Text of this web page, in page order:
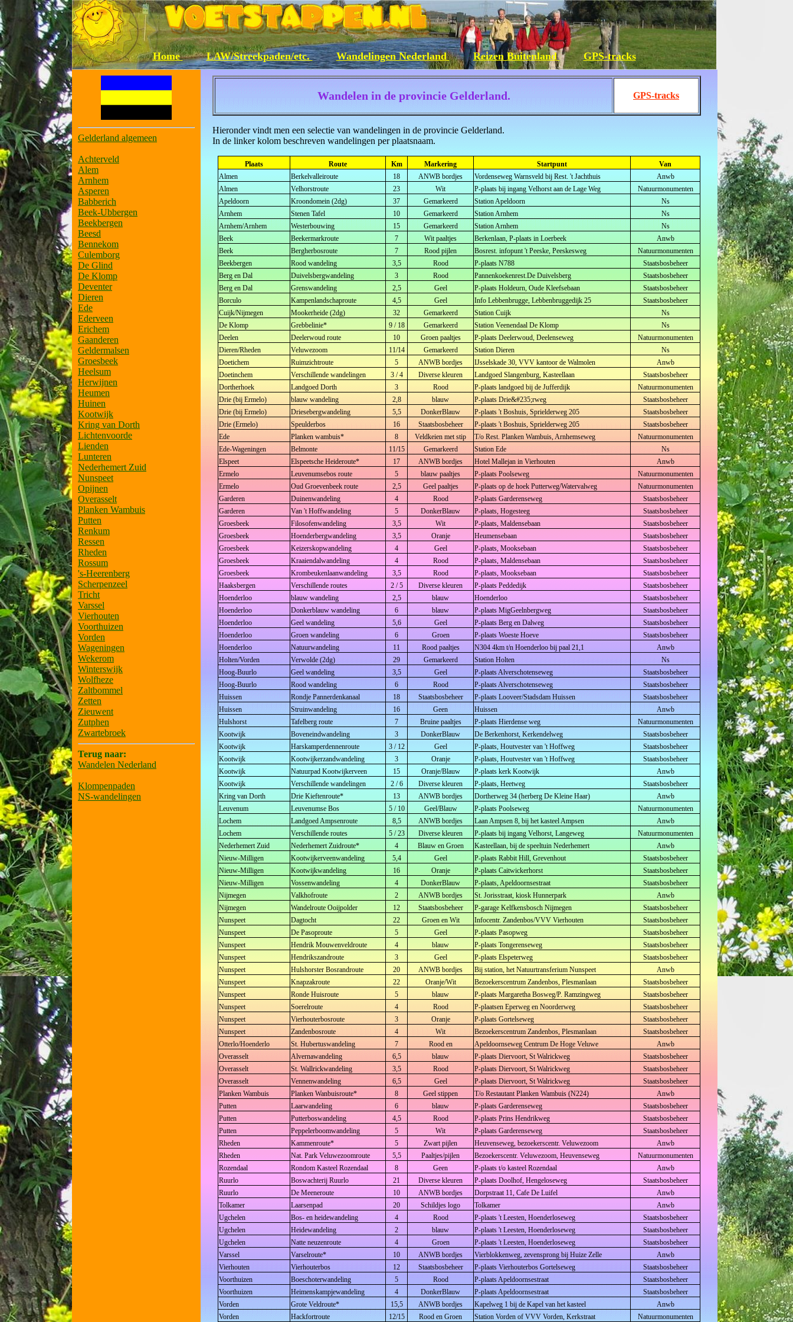
Home LAW/Streekpaden/etc. Wandelingen Nederland Reizen Buitenland GPS-tracks
Gelderland algemeen
Achterveld
Alem
Arnhem
Asperen
Babberich
Beek-Ubbergen
Beekbergen
Beesd
Bennekom
Culemborg
De Glind
De Klomp
Deventer
Dieren
Ede
Ederveen
Erichem
Gaanderen
Geldermalsen
Groesbeek
Heelsum
Herwijnen
Heumen
Huinen
Kootwijk
Kring van Dorth
Lichtenvoorde
Lienden
Lunteren
Nederhemert Zuid
Nunspeet
Opijnen
Overasselt
Planken Wambuis
Putten
Renkum
Ressen
Rheden
Rossum
's-Heerenberg
Scherpenzeel
Tricht
Varssel
Vierhouten
Voorthuizen
Vorden
Wageningen
Wekerom
Winterswijk
Wolfheze
Zaltbommel
Zetten
Zieuwent
Zutphen
Zwartebroek
Terug naar:
Wandelen Nederland
Klompenpaden
NS-wandelingen
Wandelen in de provincie Gelderland. GPS-tracks
Hieronder vindt men een selectie van wandelingen in de provincie Gelderland.
In de linker kolom beschreven wandelingen per plaatsnaam.
Plaats Route Km Markering Startpunt
Van
Almen
Berkelvalleiroute 18 ANWB bordjes Vordenseweg Warnsveld bij Rest. 't Jachthuis
Anwb
Almen
Velhorstroute 23 Wit P-plaats bij ingang Velhorst aan de Lage Weg
Natuurmonumenten
Apeldoorn
Kroondomein (2dg) 37 Gemarkeerd Station Apeldoorn
Ns
Arnhem
Stenen Tafel 10 Gemarkeerd Station Arnhem
Ns
Arnhem/Arnhem
Westerbouwing 15 Gemarkeerd Station Arnhem
Ns
Beek
Beekermarkroute 7 Wit paaltjes Berkenlaan, P-plaats in Loerbeek
Anwb
Beek
Bergherbosroute 7 Rood pijlen Bosrest. infopunt 't Peeske, Peeskesweg
Natuurmonumenten
Beekbergen
Rood wandeling 3,5 Rood P-plaats N788
Staatsbosbeheer
Berg en Dal
Duivelsbergwandeling 3 Rood Pannenkoekenrest.De Duivelsberg
Staatsbosbeheer
Berg en Dal
Grenswandeling 2,5 Geel P-plaats Holdeurn, Oude Kleefsebaan
Staatsbosbeheer
Borculo
Kampenlandschaproute 4,5 Geel Info Lebbenbrugge, Lebbenbruggedijk 25
Staatsbosbeheer
Cuijk/Nijmegen
Mookerheide (2dg) 32 Gemarkeerd Station Cuijk
Ns
De Klomp
Grebbelinie* 9 / 18 Gemarkeerd Station Veenendaal De Klomp
Ns
Deelen
Deelerwoud route 10 Groen paaltjes P-plaats Deelerwoud, Deelenseweg
Natuurmonumenten
Dieren/Rheden
Veluwezoom 11/14 Gemarkeerd Station Dieren
Ns
Doetichem
Ruimzichtroute 5 ANWB bordjes IJsselskade 30, VVV kantoor de Walmolen
Anwb
Doetinchem
Verschillende wandelingen 3 / 4 Diverse kleuren Landgoed Slangenburg, Kasteellaan
Staatsbosbeheer
Dortherhoek
Landgoed Dorth 3 Rood P-plaats landgoed bij de Jufferdijk
Natuurmonumenten
Drie (bij Ermelo)
blauw wandeling 2,8 blauw P-plaats Drie&#235;rweg
Staatsbosbeheer
Drie (bij Ermelo)
Driesebergwandeling 5,5 DonkerBlauw P-plaats 't Boshuis, Sprielderweg 205
Staatsbosbeheer
Drie (Ermelo)
Speulderbos 16 Staatsbosbeheer P-plaats 't Boshuis, Sprielderweg 205
Staatsbosbeheer
Ede
Planken wambuis* 8 Veldkeien met stip T/o Rest. Planken Wambuis, Arnhemseweg
Natuurmonumenten
Ede-Wageningen
Belmonte 11/15 Gemarkeerd Station Ede
Ns
Elspeet
Elspeetsche Heideroute* 17 ANWB bordjes Hotel Mallejan in Vierhouten
Anwb
Ermelo
Leuvenumsebos route 5 blauw paaltjes P-plaats Poolseweg
Natuurmonumenten
Ermelo
Oud Groevenbeek route 2,5 Geel paaltjes P-plaats op de hoek Putterweg/Watervalweg
Natuurmonumenten
Garderen
Duinenwandeling 4 Rood P-plaats Garderenseweg
Staatsbosbeheer
Garderen
Van 't Hoffwandeling 5 DonkerBlauw P-plaats, Hogesteeg
Staatsbosbeheer
Groesbeek
Filosofenwandeling 3,5 Wit P-plaats, Maldensebaan
Staatsbosbeheer
Groesbeek
Hoenderbergwandeling 3,5 Oranje Heumensebaan
Staatsbosbeheer
Groesbeek
Keizerskopwandeling 4 Geel P-plaats, Mooksebaan
Staatsbosbeheer
Groesbeek
Kraaiendalwandeling 4 Rood P-plaats, Maldensebaan
Staatsbosbeheer
Groesbeek
Krombeukenlaanwandeling 3,5 Rood P-plaats, Mooksebaan
Staatsbosbeheer
Haaksbergen
Verschillende routes 2 / 5 Diverse kleuren P-plaats Peddedijk
Staatsbosbeheer
Hoenderloo
blauw wandeling 2,5 blauw Hoenderloo
Staatsbosbeheer
Hoenderloo
Donkerblauw wandeling 6 blauw P-plaats MigGeelnbergweg
Staatsbosbeheer
Hoenderloo
Geel wandeling 5,6 Geel P-plaats Berg en Dalweg
Staatsbosbeheer
Hoenderloo
Groen wandeling 6 Groen P-plaats Woeste Hoeve
Staatsbosbeheer
Hoenderloo
Natuurwandeling 11 Rood paaltjes N304 4km t/n Hoenderloo bij paal 21,1
Anwb
Holten/Vorden
Verwolde (2dg) 29 Gemarkeerd Station Holten
Ns
Hoog-Buurlo
Geel wandeling 3,5 Geel P-plaats Alverschotenseweg
Staatsbosbeheer
Hoog-Buurlo
Rood wandeling 6 Rood P-plaats Alverschotenseweg
Staatsbosbeheer
Huissen
Rondje Pannerdenkanaal 18 Staatsbosbeheer P-plaats Looveer/Stadsdam Huissen
Staatsbosbeheer
Huissen
Struinwandeling 16 Geen Huissen
Anwb
Hulshorst
Tafelberg route 7 Bruine paaltjes P-plaats Hierdense weg
Natuurmonumenten
Kootwijk
Boveneindwandeling 3 DonkerBlauw De Berkenhorst, Kerkendelweg
Staatsbosbeheer
Kootwijk
Harskamperdennenroute 3 / 12 Geel P-plaats, Houtvester van 't Hoffweg
Staatsbosbeheer
Kootwijk
Kootwijkerzandwandeling 3 Oranje P-plaats, Houtvester van 't Hoffweg
Staatsbosbeheer
Kootwijk
Natuurpad Kootwijkerveen 15 Oranje/Blauw P-plaats kerk Kootwijk
Anwb
Kootwijk
Verschillende wandelingen 2 / 6 Diverse kleuren P-plaats, Heetweg
Staatsbosbeheer
Kring van Dorth
Drie Kieftenroute* 13 ANWB bordjes Dortherweg 34 (herberg De Kleine Haar)
Anwb
Leuvenum
Leuvenumse Bos 5 / 10 Geel/Blauw P-plaats Poolseweg
Natuurmonumenten
Lochem
Landgoed Ampsenroute 8,5 ANWB bordjes Laan Ampsen 8, bij het kasteel Ampsen
Anwb
Lochem
Verschillende routes 5 / 23 Diverse kleuren P-plaats bij ingang Velhorst, Langeweg
Natuurmonumenten
Nederhemert Zuid
Nederhemert Zuidroute* 4 Blauw en Groen Kasteellaan, bij de speeltuin Nederhemert
Anwb
Nieuw-Milligen
Kootwijkerveenwandeling 5,4 Geel P-plaats Rabbit Hill, Grevenhout
Staatsbosbeheer
Nieuw-Milligen
Kootwijkwandeling 16 Oranje P-plaats Caitwickerhorst
Staatsbosbeheer
Nieuw-Milligen
Vossenwandeling 4 DonkerBlauw P-plaats, Apeldoornsestraat
Staatsbosbeheer
Nijmegen
Valkhofroute 2 ANWB bordjes St. Jorisstraat, kiosk Hunnerpark
Anwb
Nijmegen
Wandelroute Ooijpolder 12 Staatsbosbeheer P-garage Kelfkensbosch Nijmegen
Staatsbosbeheer
Nunspeet
Dagtocht 22 Groen en Wit Infocentr. Zandenbos/VVV Vierhouten
Staatsbosbeheer
Nunspeet
De Pasoproute 5 Geel P-plaats Pasopweg
Staatsbosbeheer
Nunspeet
Hendrik Mouwenveldroute 4 blauw P-plaats Tongerenseweg
Staatsbosbeheer
Nunspeet
Hendrikszandroute 3 Geel P-plaats Elspeterweg
Staatsbosbeheer
Nunspeet
Hulshorster Bosrandroute 20 ANWB bordjes Bij station, het Natuurtransferium Nunspeet
Anwb
Nunspeet
Knapzakroute 22 Oranje/Wit Bezoekerscentrum Zandenbos, Plesmanlaan
Staatsbosbeheer
Nunspeet
Ronde Huisroute 5 blauw P-plaats Margaretha Bosweg/P. Ramzingweg
Staatsbosbeheer
Nunspeet
Soerelroute 4 Rood P-plaatsen Eperweg en Noorderweg
Staatsbosbeheer
Nunspeet
Vierhouterbosroute 3 Oranje P-plaats Gortelseweg
Staatsbosbeheer
Nunspeet
Zandenbosroute 4 Wit Bezoekerscentrum Zandenbos, Plesmanlaan
Staatsbosbeheer
Otterlo/Hoenderlo
St. Hubertuswandeling 7 Rood en Apeldoornseweg Centrum De Hoge Veluwe
Anwb
Overasselt
Alvernawandeling 6,5 blauw P-plaats Diervoort, St Walrickweg
Staatsbosbeheer
Overasselt
St. Wallrickwandeling 3,5 Rood P-plaats Diervoort, St Walrickweg
Staatsbosbeheer
Overasselt
Vennenwandeling 6,5 Geel P-plaats Diervoort, St Walrickweg
Staatsbosbeheer
Planken Wambuis
Planken Wanbuisroute* 8 Geel stippen T/o Restautant Planken Wambuis (N224)
Anwb
Putten
Laarwandeling 6 blauw P-plaats Garderenseweg
Staatsbosbeheer
Putten
Putterboswandeling 4,5 Rood P-plaats Prins Hendrikweg
Staatsbosbeheer
Putten
Peppelerboomwandeling 5 Wit P-plaats Garderenseweg
Staatsbosbeheer
Rheden
Kammenroute* 5 Zwart pijlen Heuvenseweg, bezoekerscentr. Veluwezoom
Anwb
Rheden
Nat. Park Veluwezoomroute 5,5 Paaltjes/pijlen Bezoekerscentr. Veluwezoom, Heuvenseweg
Natuurmonumenten
Rozendaal
Rondom Kasteel Rozendaal 8 Geen P-plaats t/o kasteel Rozendaal
Anwb
Ruurlo
Boswachterij Ruurlo 21 Diverse kleuren P-plaats Doolhof, Hengeloseweg
Staatsbosbeheer
Ruurlo
De Meeneroute 10 ANWB bordjes Dorpstraat 11, Cafe De Luifel
Anwb
Tolkamer
Laarsenpad 20 Schildjes logo Tolkamer
Anwb
Ugchelen
Bos- en heidewandeling 4 Rood P-plaats 't Leesten, Hoenderloseweg
Staatsbosbeheer
Ugchelen
Heidewandeling 2 blauw P-plaats 't Leesten, Hoenderloseweg
Staatsbosbeheer
Ugchelen
Natte neuzenroute 4 Groen P-plaats 't Leesten, Hoenderloseweg
Staatsbosbeheer
Varssel
Varselroute* 10 ANWB bordjes Vierblokkenweg, zevensprong bij Huize Zelle
Anwb
Vierhouten
Vierhouterbos 12 Staatsbosbeheer P-plaats Vierhouterbos Gortelseweg
Staatsbosbeheer
Voorthuizen
Boeschoterwandeling 5 Rood P-plaats Apeldoornsestraat
Staatsbosbeheer
Voorthuizen
Heimenskampjewandeling 4 DonkerBlauw P-plaats Apeldoornsestraat
Staatsbosbeheer
Vorden
Grote Veldroute* 15,5 ANWB bordjes Kapelweg 1 bij de Kapel van het kasteel
Anwb
Vorden
Hackfortroute 12/15 Rood en Groen Station Vorden of VVV Vorden, Kerkstraat Natuurmonumenten